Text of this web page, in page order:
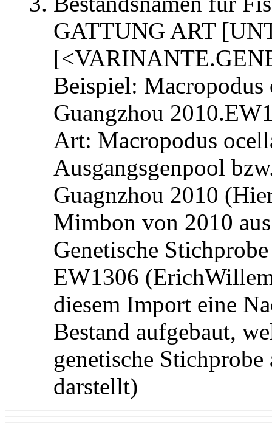
GATTUNG ART
Beispiel:
Guangzhou
Art: Macropodus
Ausgangsgenpool
Guagnzhou 2010
Mimbon von 2010
Genetische
EW1306
diesem Import eine
Bestand aufgebaut,
genetische
darstellt)